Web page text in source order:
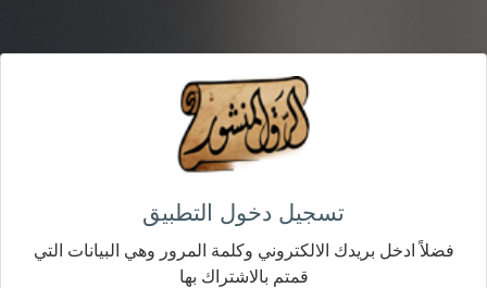
تسجيل دخول التطبيق
فضلاً ادخل بريدك الالكتروني وكلمة المرور وهي البيانات التي
قمتم بالاشتراك بها